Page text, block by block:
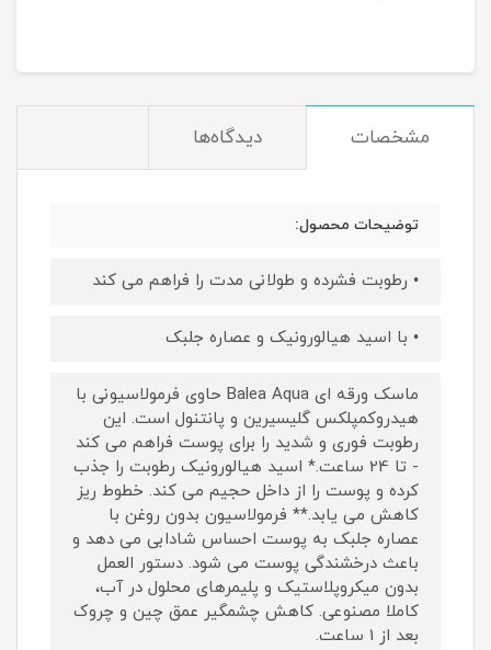
مشخصات دیدگاه‌ها
توضیحات محصول:
• رطوبت فشرده و طولانی مدت را فراهم می کند
• با اسید هیالورونیک و عصاره جلبک
ماسک ورقه ای Balea Aqua حاوی فرمولاسیونی با
هیدروکمپلکس گلیسیرین و پانتنول است. این
رطوبت فوری و شدید را برای پوست فراهم می کند
- تا 24 ساعت.* اسید هیالورونیک رطوبت را جذب
کرده و پوست را از داخل حجیم می کند. خطوط ریز
کاهش می یابد.** فرمولاسیون بدون روغن با
عصاره جلبک به پوست احساس شادابی می دهد و
باعث درخشندگی پوست می شود. دستور العمل
بدون میکروپلاستیک و پلیمرهای محلول در آب،
کاملا مصنوعی. کاهش چشمگیر عمق چین و چروک
بعد از 1 ساعت.